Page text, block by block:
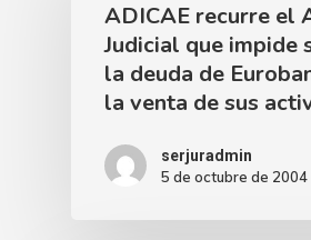
ADICAE recurre el
Judicial que impide
la deuda de
la venta de sus
serjuradmin
5 de octubre de 2004